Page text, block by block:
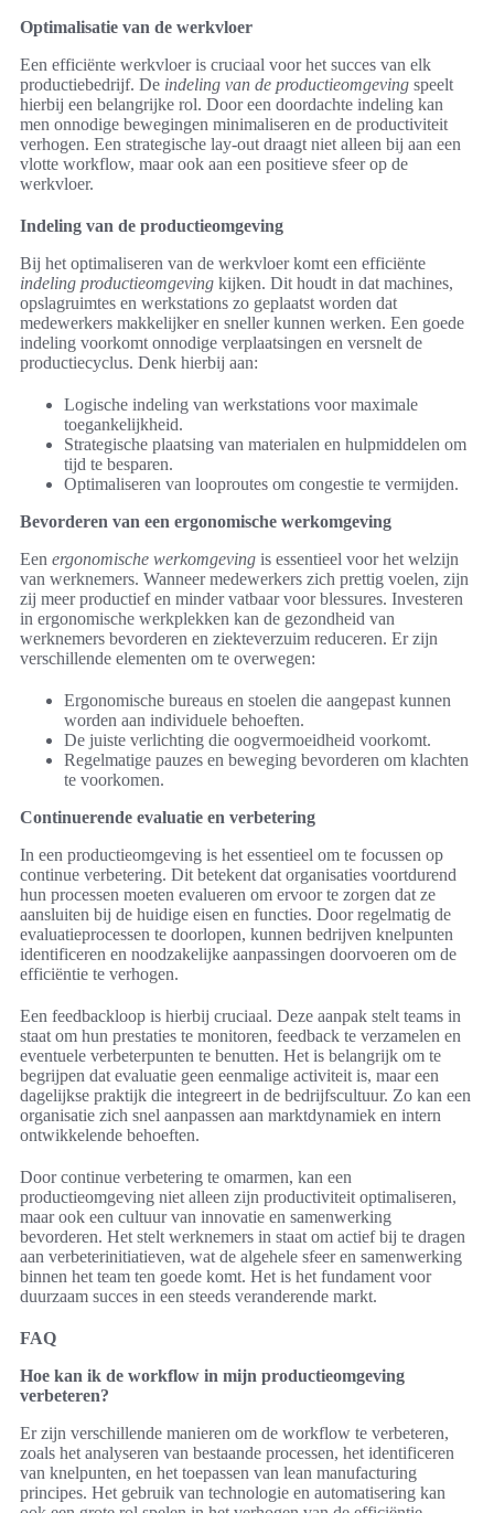
Optimalisatie van de werkvloer
Een efficiënte werkvloer is cruciaal voor het succes van elk
productiebedrijf. De indeling van de productieomgeving speelt
hierbij een belangrijke rol. Door een doordachte indeling kan
men onnodige bewegingen minimaliseren en de productiviteit
verhogen. Een strategische lay-out draagt niet alleen bij aan een
vlotte workflow, maar ook aan een positieve sfeer op de
werkvloer.
Indeling van de productieomgeving
Bij het optimaliseren van de werkvloer komt een efficiënte
indeling productieomgeving kijken. Dit houdt in dat machines,
opslagruimtes en werkstations zo geplaatst worden dat
medewerkers makkelijker en sneller kunnen werken. Een goede
indeling voorkomt onnodige verplaatsingen en versnelt de
productiecyclus. Denk hierbij aan:
Logische indeling van werkstations voor maximale
toegankelijkheid.
Strategische plaatsing van materialen en hulpmiddelen om
tijd te besparen.
Optimaliseren van looproutes om congestie te vermijden.
Bevorderen van een ergonomische werkomgeving
Een ergonomische werkomgeving is essentieel voor het welzijn
van werknemers. Wanneer medewerkers zich prettig voelen, zijn
zij meer productief en minder vatbaar voor blessures. Investeren
in ergonomische werkplekken kan de gezondheid van
werknemers bevorderen en ziekteverzuim reduceren. Er zijn
verschillende elementen om te overwegen:
Ergonomische bureaus en stoelen die aangepast kunnen
worden aan individuele behoeften.
De juiste verlichting die oogvermoeidheid voorkomt.
Regelmatige pauzes en beweging bevorderen om klachten
te voorkomen.
Continuerende evaluatie en verbetering
In een productieomgeving is het essentieel om te focussen op
continue verbetering. Dit betekent dat organisaties voortdurend
hun processen moeten evalueren om ervoor te zorgen dat ze
aansluiten bij de huidige eisen en functies. Door regelmatig de
evaluatieprocessen te doorlopen, kunnen bedrijven knelpunten
identificeren en noodzakelijke aanpassingen doorvoeren om de
efficiëntie te verhogen.
Een feedbackloop is hierbij cruciaal. Deze aanpak stelt teams in
staat om hun prestaties te monitoren, feedback te verzamelen en
eventuele verbeterpunten te benutten. Het is belangrijk om te
begrijpen dat evaluatie geen eenmalige activiteit is, maar een
dagelijkse praktijk die integreert in de bedrijfscultuur. Zo kan een
organisatie zich snel aanpassen aan marktdynamiek en intern
ontwikkelende behoeften.
Door continue verbetering te omarmen, kan een
productieomgeving niet alleen zijn productiviteit optimaliseren,
maar ook een cultuur van innovatie en samenwerking
bevorderen. Het stelt werknemers in staat om actief bij te dragen
aan verbeterinitiatieven, wat de algehele sfeer en samenwerking
binnen het team ten goede komt. Het is het fundament voor
duurzaam succes in een steeds veranderende markt.
FAQ
Hoe kan ik de workflow in mijn productieomgeving
verbeteren?
Er zijn verschillende manieren om de workflow te verbeteren,
zoals het analyseren van bestaande processen, het identificeren
van knelpunten, en het toepassen van lean manufacturing
principes. Het gebruik van technologie en automatisering kan